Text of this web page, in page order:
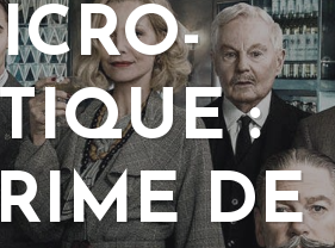
:
DE